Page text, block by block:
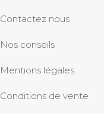
Contactez nous
Nos conseils
Mentions légales
Conditions de vente